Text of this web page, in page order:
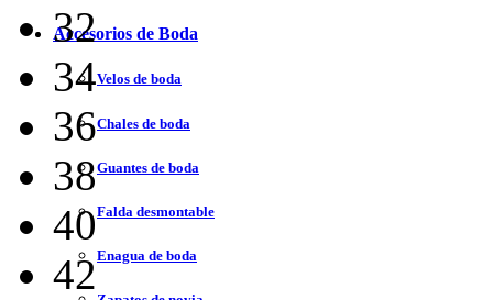
Accesorios de Boda
Velos de boda
Chales de boda
Guantes de boda
Falda desmontable
Enagua de boda
32
34
36
38
40
42